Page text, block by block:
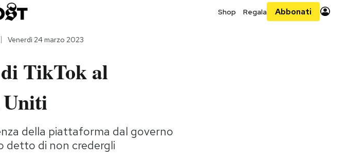
Shop Regala Abbonati
Venerdì 24 marzo 2023
TikTok al
Uniti
della piattaforma dal governo
detto di non credergli